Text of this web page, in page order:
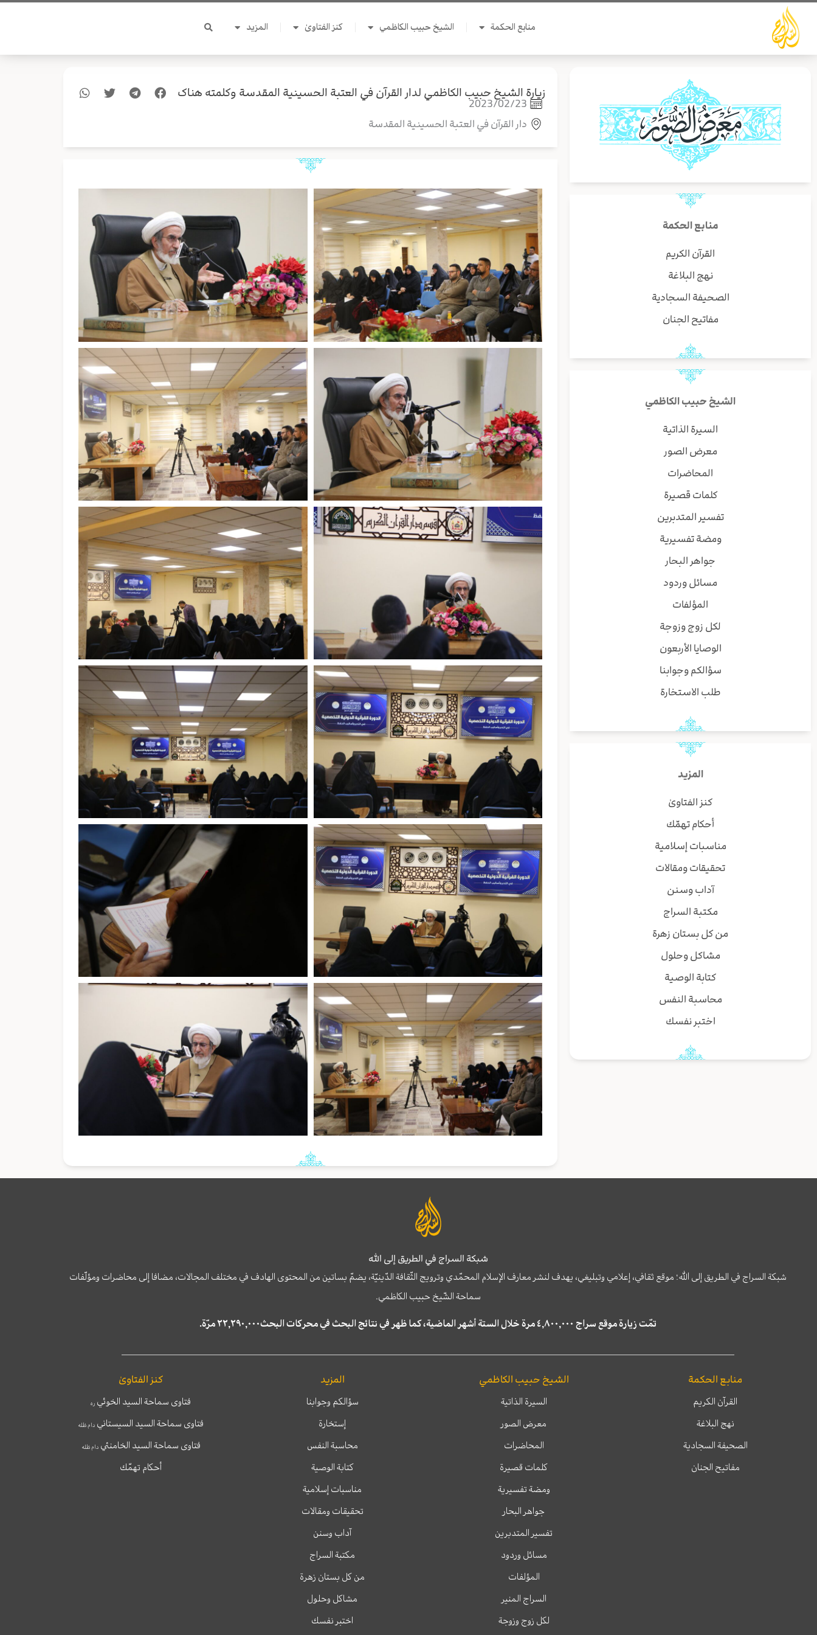
تخطي
المحتوى
منابع الحكمة الشيخ حبيب الكاظمي كنز الفتاوىٰ المزيد
منابع الحكمة
القرآن الكريم
نهج البلاغة
الصحيفة السجادية
مفاتيح الجنان
الشيخ حبيب الكاظمي
السيرة الذاتية
معرض الصور
المحاضرات
كلمات قصيرة
تفسير المتدبرين
ومضة تفسيرية
جواهر البحار
مسائل وردود
المؤلفات
لكل زوج وزوجة
الوصايا الأربعون
سؤالكم وجوابنا
طلب الاستخارة
المزيد
كنز الفتاوىٰ
أحكام تهمّك
مناسبات إسلامية
تحقيقات ومقالات
آداب وسنن
مكتبة السراج
من كل بستان زهرة
مشاكل وحلول
كتابة الوصية
محاسبة النفس
اختبر نفسك
زيارة الشيخ حبيب الكاظمي لدار القرآن في العتبة الحسينية المقدسة وكلمته هناك
2023/02/23
دار القرآن في العتبة الحسينية المقدسة
شبكة السراج في الطريق إلى الله
شبكة السراج في الطريق إلى الله؛ موقع ثقافي، إعلامي وتبليغي، يهدف لنشر معارف الإسلام المحمّدي وترويج الثّقافة الدّينيّة، يضمّ بساتين من المحتوى الهادف في مختلف المجالات، مضافا إلى محاضرات ومؤلّفات
سماحة الشّيخ حبيب الكاظمي.
تمّت زيارة موقع سراج ٤,٨٠٠,٠٠٠ مرة خلال الستة أشهر الماضية، كما ظهر في نتائج البحث في محركات البحث٢٢,٢٩٠,٠٠٠ مرّة.
منابع الحكمة
القرآن الكريم
نهج البلاغة
الصحيفة السجادية
مفاتيح الجنان
الشيخ حبيب الكاظمي
السيرة الذاتية
معرض الصور
المحاضرات
كلمات قصيرة
ومضة تفسيرية
جواهر البحار
تفسير المتدبرين
مسائل وردود
المؤلفات
السراج المنير
لكل زوج وزوجة
المزيد
سؤالكم وجوابنا
إستخارة
محاسبة النفس
كتابة الوصية
مناسبات إسلامية
تحقيقات ومقالات
آداب وسنن
مكتبة السراج
من كل بستان زهرة
مشاكل وحلول
اختبر نفسك
كنز الفتاوىٰ
فتاوى سماحة السيد الخوئي ره
فتاوى سماحة السيد السيستاني دام ظله
فتاوى سماحة السيد الخامنئيدام ظله
أحكام تهمّك